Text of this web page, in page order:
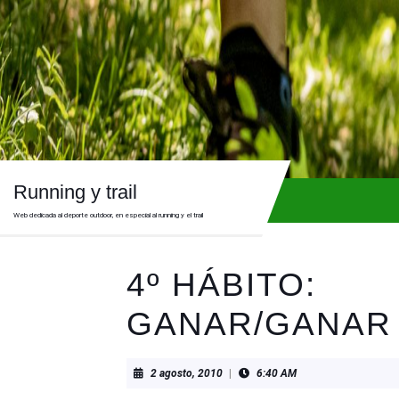
Skip
to
content
Running y trail
Web dedicada al deporte outdoor, en especial al running y el trail
4º HÁBITO:
GANAR/GANAR
2 agosto, 20102
6:40 AM